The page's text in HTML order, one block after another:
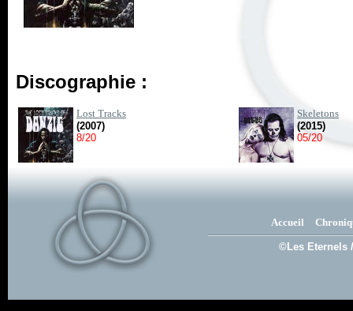
Discographie :
Lost Tracks
(2007)
8/20
Skeletons
(2015)
05/20
Accueil
©Les Eternels